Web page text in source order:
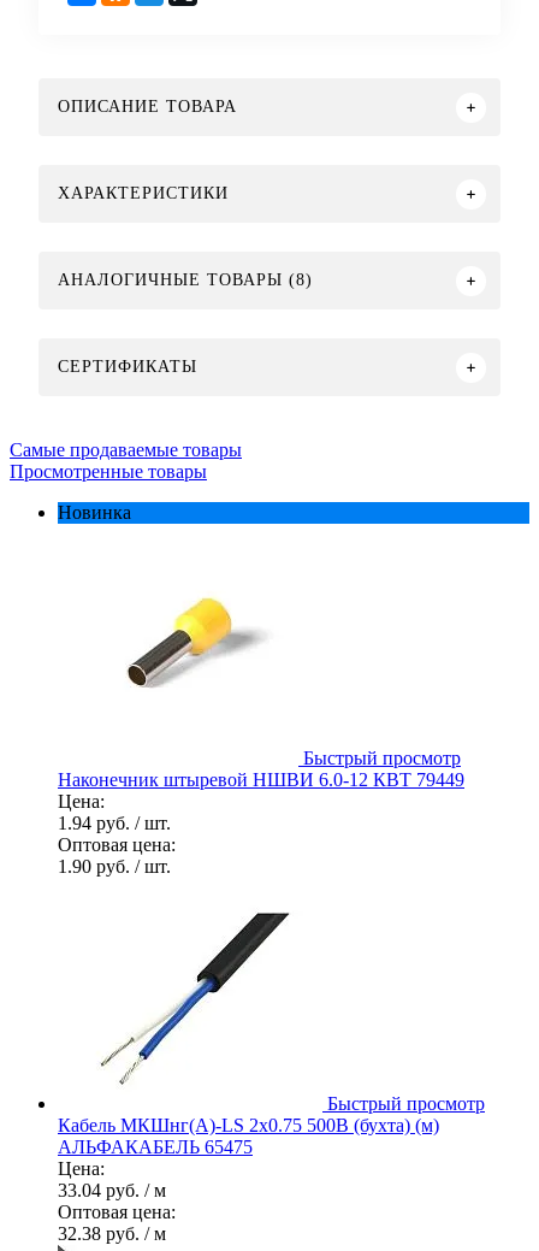
ОПИСАНИЕ ТОВАРА
ХАРАКТЕРИСТИКИ
АНАЛОГИЧНЫЕ ТОВАРЫ (8)
СЕРТИФИКАТЫ
Самые продаваемые товары
Просмотренные товары
Новинка
Быстрый просмотр
Наконечник штыревой НШВИ 6.0-12 КВТ 79449
Цена:
1.94 руб. / шт.
Оптовая цена:
1.90 руб. / шт.
Быстрый просмотр
Кабель МКШнг(А)-LS 2х0.75 500В (бухта) (м)
АЛЬФАКАБЕЛЬ 65475
Цена:
33.04 руб. / м
Оптовая цена:
32.38 руб. / м